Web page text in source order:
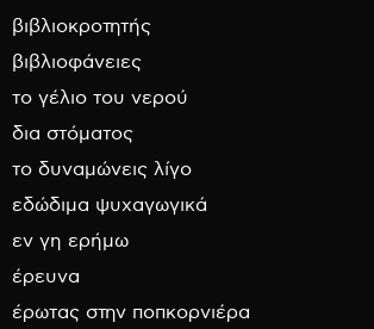
βιβλιοκροτητής
βιβλιοφάνειες
το γέλιο του νερού
δια στόματος
το δυναμώνεις λίγο
εδώδιμα ψυχαγωγικά
εν γη ερήμω
έρευνα
έρωτας στην ποπκορνιέρα